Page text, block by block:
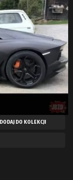
DODAJ DO KOLEKCJI